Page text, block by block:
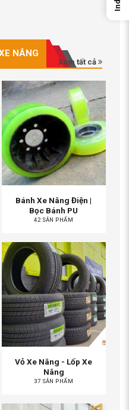
NÂNG
Xem tất cả
Bánh Xe Nâng Điện |
Bọc Bánh PU
42 SẢN PHẨM
Vỏ Xe Nâng - Lốp Xe
Nâng
37 SẢN PHẨM